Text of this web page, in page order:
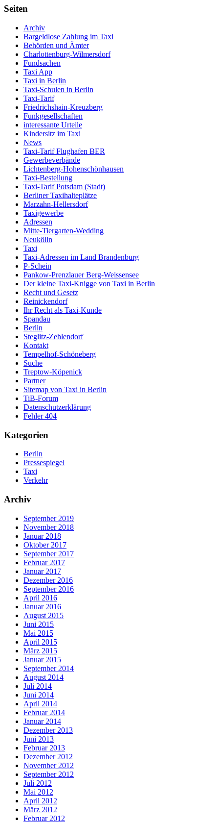
Seiten
Archiv
Bargeldlose Zahlung im Taxi
Behörden und Ämter
Charlottenburg-Wilmersdorf
Fundsachen
Taxi App
Taxi in Berlin
Taxi-Schulen in Berlin
Taxi-Tarif
Friedrichshain-Kreuzberg
Funkgesellschaften
interessante Urteile
Kindersitz im Taxi
News
Taxi-Tarif Flughafen BER
Gewerbeverbände
Lichtenberg-Hohenschönhausen
Taxi-Bestellung
Taxi-Tarif Potsdam (Stadt)
Berliner Taxihalteplätze
Marzahn-Hellersdorf
Taxigewerbe
Adressen
Mitte-Tiergarten-Wedding
Neukölln
Taxi
Taxi-Adressen im Land Brandenburg
P-Schein
Pankow-Prenzlauer Berg-Weissensee
Der kleine Taxi-Knigge von Taxi in Berlin
Recht und Gesetz
Reinickendorf
Ihr Recht als Taxi-Kunde
Spandau
Berlin
Steglitz-Zehlendorf
Kontakt
Tempelhof-Schöneberg
Suche
Treptow-Köpenick
Partner
Sitemap von Taxi in Berlin
TiB-Forum
Datenschutzerklärung
Fehler 404
Kategorien
Berlin
Pressespiegel
Taxi
Verkehr
Archiv
September 2019
November 2018
Januar 2018
Oktober 2017
September 2017
Februar 2017
Januar 2017
Dezember 2016
September 2016
April 2016
Januar 2016
August 2015
Juni 2015
Mai 2015
April 2015
März 2015
Januar 2015
September 2014
August 2014
Juli 2014
Juni 2014
April 2014
Februar 2014
Januar 2014
Dezember 2013
Juni 2013
Februar 2013
Dezember 2012
November 2012
September 2012
Juli 2012
Mai 2012
April 2012
März 2012
Februar 2012